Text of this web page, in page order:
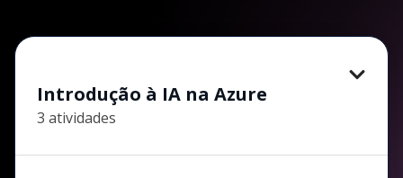
Introdução à IA na Azure
3 atividades